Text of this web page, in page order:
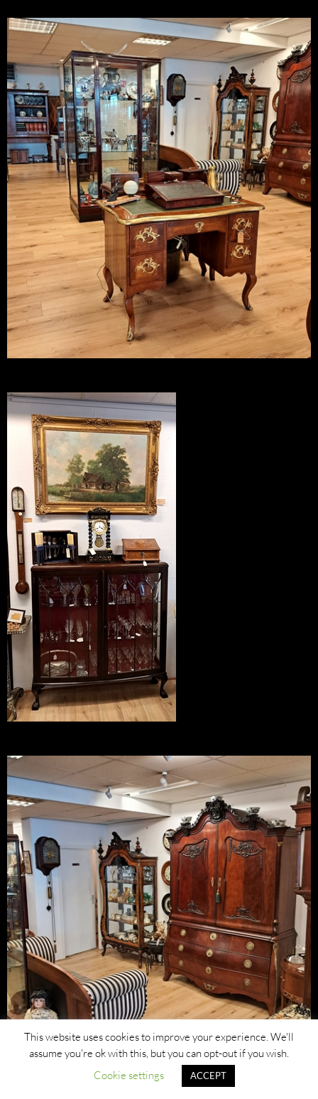
This website uses cookies to improve your experience. We'll
assume you're ok with this, but you can opt-out if you wish.
Cookie settings
ACCEPT